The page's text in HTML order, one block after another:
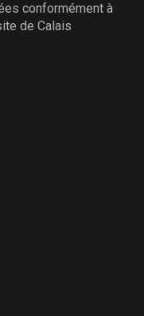
conformément à
de Calais